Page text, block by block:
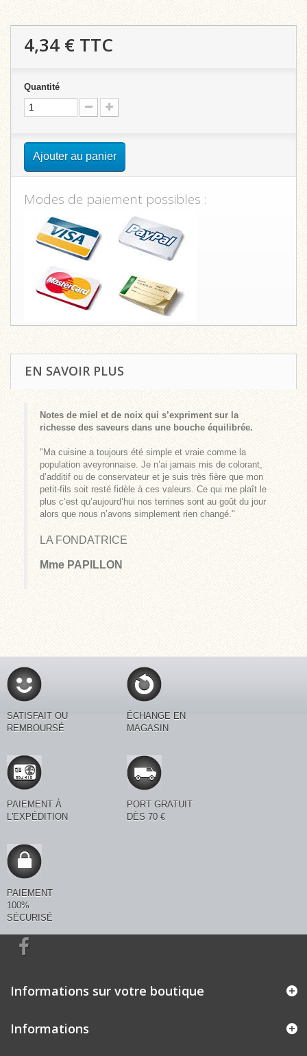
4,34 € TTC
Quantité
Ajouter au panier
Modes de paiement possibles :
EN SAVOIR PLUS
Notes de miel et de noix qui s’expriment sur la
richesse des saveurs dans une bouche équilibrée.
"Ma cuisine a toujours été simple et vraie comme la
population aveyronnaise. Je n’ai jamais mis de colorant,
d’additif ou de conservateur et je suis très fière que mon
petit-fils soit resté fidèle à ces valeurs. Ce qui me plaît le
plus c’est qu’aujourd’hui nos terrines sont au goût du jour
alors que nous n’avons simplement rien changé."
LA FONDATRICE
Mme PAPILLON
SATISFAIT OU
REMBOURSÉ
ÉCHANGE EN
MAGASIN
PAIEMENT À
L'EXPÉDITION
PORT GRATUIT
DÈS 70 €
PAIEMENT
100%
SÉCURISÉ
Informations sur votre boutique
Informations